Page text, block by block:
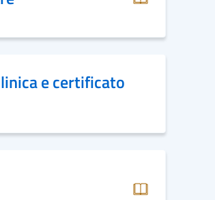
e certificato